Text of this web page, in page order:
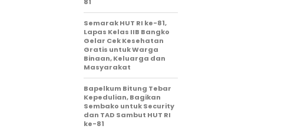
Semarak HUT RI ke-81,
Lapas Kelas IIB Bangko
Gelar Cek Kesehatan
Gratis untuk Warga
Binaan, Keluarga dan
Masyarakat
Bapelkum Bitung Tebar
Kepedulian, Bagikan
Sembako untuk Security
dan TAD Sambut HUT RI
ke-81